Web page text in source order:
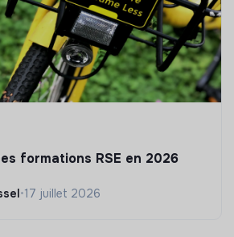
formations RSE en 2026
•17 juillet 2026